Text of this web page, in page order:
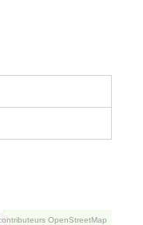
OpenStreetMap